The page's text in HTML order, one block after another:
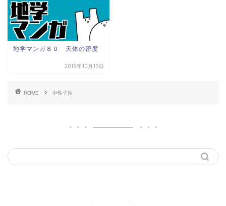
地学マンガ８０ 天体の密度
2019年10月15日
HOME 中性子性